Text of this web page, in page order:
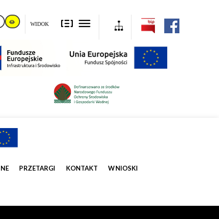
WIDOK
PRZETARGI KONTAKT WNIOSKI